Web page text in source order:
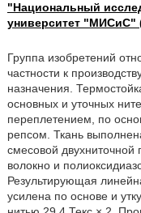
"Национальный
университет "МИСиС"
Группа изобретений
частности к
назначения.
основных и уточных
переплетением, по
репсом. Ткань
смесовой
волокно и
Результирующая
усилена по основе и